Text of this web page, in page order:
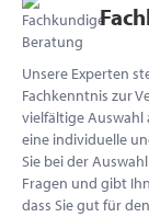
Unsere Experten
Fachkenntnis zur
vielfältige
eine individuelle
Sie bei der
Fragen und gibt
dass Sie gut für